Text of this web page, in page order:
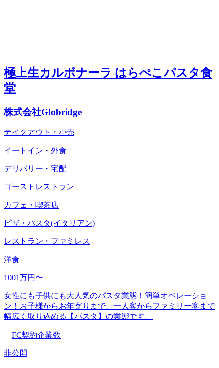
極上生カルボナーラ はらぺこパスタ食
堂
株式会社Globridge
テイクアウト・小売
イートイン・外食
デリバリー・宅配
ゴーストレストラン
カフェ・喫茶店
ピザ・パスタ(イタリアン)
レストラン・ファミレス
洋食
1001万円〜
女性にも子供にも大人気のパスタ業態！簡単オペレーショ
ン！お子様からお年寄りまで、一人客からファミリー客まで
幅広く取り込める【パスタ】の業態です。
FC契約企業数
非公開